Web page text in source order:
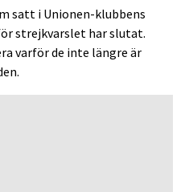
satt i Unionen-klubbens
strejkvarslet har slutat.
varför de inte längre är